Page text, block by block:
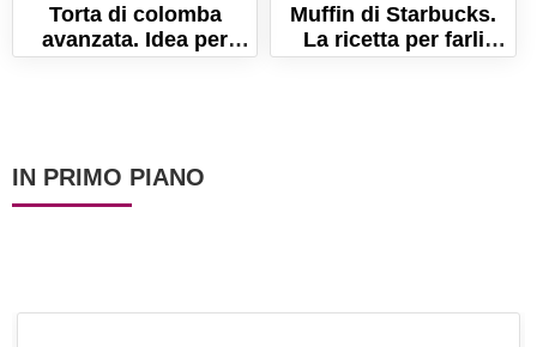
Torta di colomba
avanzata. Idea per
riciclare i dolci di
Muffin di Starbucks.
La ricetta per farli
come gli originali!
IN PRIMO PIANO